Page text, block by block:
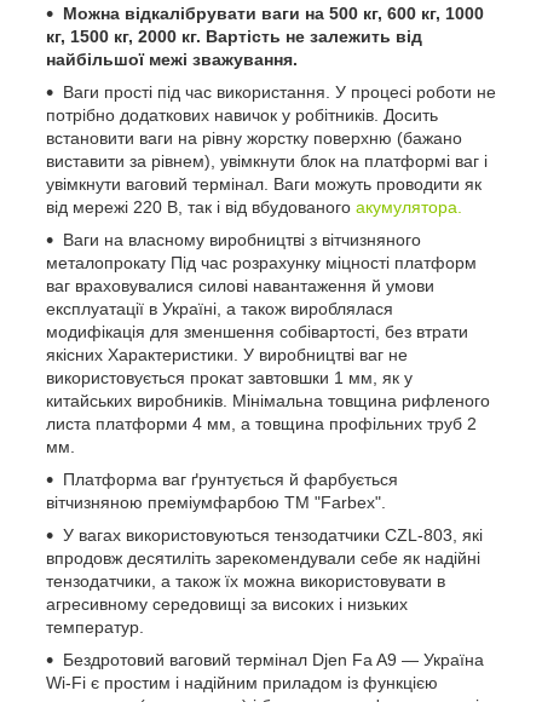
Можна відкалібрувати ваги на 500 кг, 600 кг, 1000
кг, 1500 кг, 2000 кг. Вартість не залежить від
найбільшої межі зважування.
Ваги прості під час використання. У процесі роботи не
потрібно додаткових навичок у робітників. Досить
встановити ваги на рівну жорстку поверхню (бажано
виставити за рівнем), увімкнути блок на платформі ваг і
увімкнути ваговий термінал. Ваги можуть проводити як
від мережі 220 В, так і від вбудованого акумулятора.
Ваги на власному виробництві з вітчизняного
металопрокату Під час розрахунку міцності платформ
ваг враховувалися силові навантаження й умови
експлуатації в Україні, а також вироблялася
модифікація для зменшення собівартості, без втрати
якісних Характеристики. У виробництві ваг не
використовується прокат завтовшки 1 мм, як у
китайських виробників. Мінімальна товщина рифленого
листа платформи 4 мм, а товщина профільних труб 2
мм.
Платформа ваг ґрунтується й фарбується
вітчизняною преміумфарбою ТМ "Farbex".
У вагах використовуються тензодатчики CZL-803, які
впродовж десятиліть зарекомендували себе як надійні
тензодатчики, а також їх можна використовувати в
агресивному середовищі за високих і низьких
температур.
Бездротовий ваговий термінал Djen Fa A9 — Україна
Wi-Fi є простим і надійним приладом із функцією